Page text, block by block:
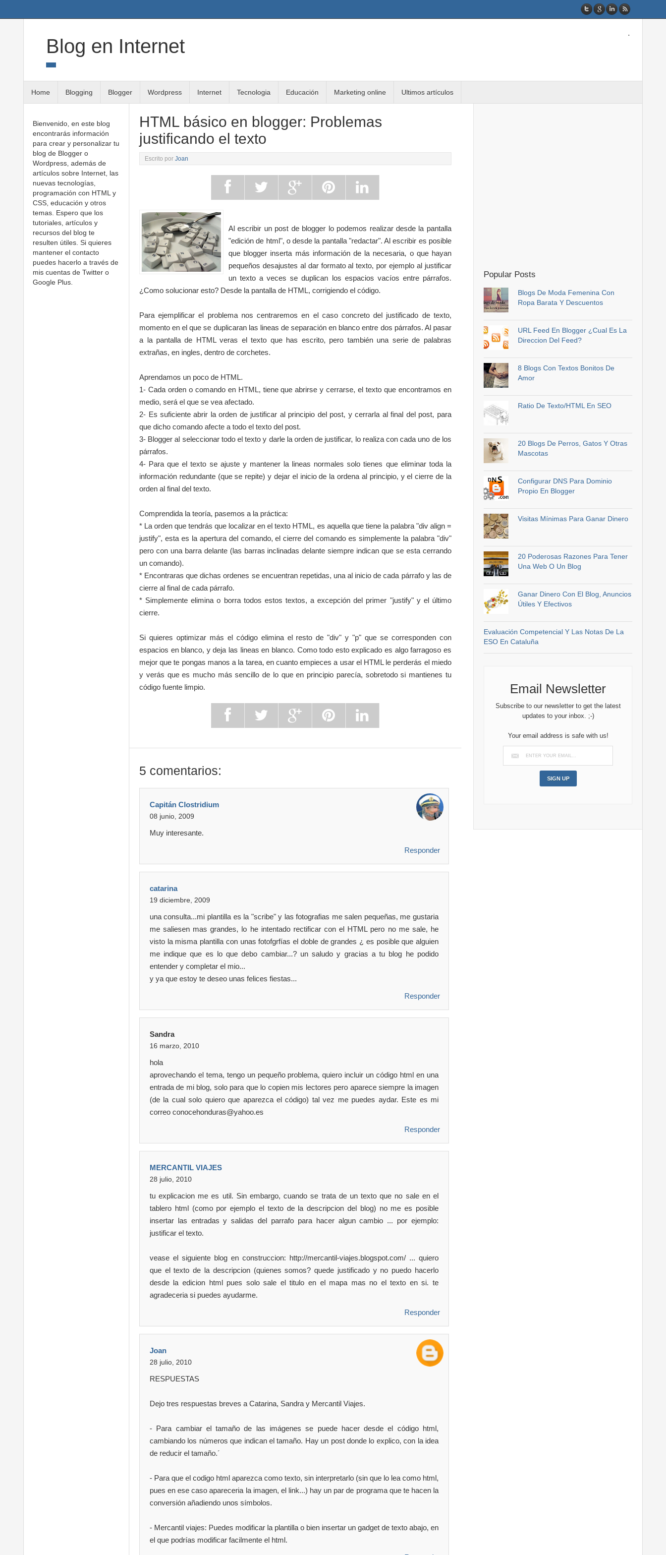
Blog en Internet
.
Home Blogging Blogger Wordpress Internet Tecnologia Educación Marketing online Ultimos artículos
HTML básico en blogger: Problemas
justificando el texto
Escrito porJoan
Al escribir un post de blogger lo podemos realizar desde la pantalla
"edición de html", o desde la pantalla "redactar". Al escribir es posible
que blogger inserta más información de la necesaria, o que hayan
pequeños desajustes al dar formato al texto, por ejemplo al justificar
un texto a veces se duplican los espacios vacíos entre párrafos.
¿Como solucionar esto? Desde la pantalla de HTML, corrigiendo el código.
Para ejemplificar el problema nos centraremos en el caso concreto del justificado de texto,
momento en el que se duplicaran las lineas de separación en blanco entre dos párrafos. Al pasar
a la pantalla de HTML veras el texto que has escrito, pero también una serie de palabras
extrañas, en ingles, dentro de corchetes.
Aprendamos un poco de HTML.
1- Cada orden o comando en HTML, tiene que abrirse y cerrarse, el texto que encontramos en
medio, será el que se vea afectado.
2- Es suficiente abrir la orden de justificar al principio del post, y cerrarla al final del post, para
que dicho comando afecte a todo el texto del post.
3- Blogger al seleccionar todo el texto y darle la orden de justificar, lo realiza con cada uno de los
párrafos.
4- Para que el texto se ajuste y mantener la lineas normales solo tienes que eliminar toda la
información redundante (que se repite) y dejar el inicio de la ordena al principio, y el cierre de la
orden al final del texto.
Comprendida la teoría, pasemos a la práctica:
* La orden que tendrás que localizar en el texto HTML, es aquella que tiene la palabra "div align =
justify", esta es la apertura del comando, el cierre del comando es simplemente la palabra "div"
pero con una barra delante (las barras inclinadas delante siempre indican que se esta cerrando
un comando).
* Encontraras que dichas ordenes se encuentran repetidas, una al inicio de cada párrafo y las de
cierre al final de cada párrafo.
* Simplemente elimina o borra todos estos textos, a excepción del primer "justify" y el último
cierre.
Si quieres optimizar más el código elimina el resto de "div" y "p" que se corresponden con
espacios en blanco, y deja las lineas en blanco. Como todo esto explicado es algo farragoso es
mejor que te pongas manos a la tarea, en cuanto empieces a usar el HTML le perderás el miedo
y verás que es mucho más sencillo de lo que en principio parecía, sobretodo si mantienes tu
código fuente limpio.
5 comentarios:
Capitán Clostridium
08 junio, 2009
Muy interesante.
Responder
catarina
19 diciembre, 2009
una consulta...mi plantilla es la "scribe" y las fotografias me salen pequeñas, me gustaria
me saliesen mas grandes, lo he intentado rectificar con el HTML pero no me sale, he
visto la misma plantilla con unas fotofgrfías el doble de grandes ¿ es posible que alguien
me indique que es lo que debo cambiar...? un saludo y gracias a tu blog he podido
entender y completar el mio...
y ya que estoy te deseo unas felices fiestas...
Responder
Sandra
16 marzo, 2010
hola
aprovechando el tema, tengo un pequeño problema, quiero incluir un código html en una
entrada de mi blog, solo para que lo copien mis lectores pero aparece siempre la imagen
(de la cual solo quiero que aparezca el código) tal vez me puedes aydar. Este es mi
correo conocehonduras@yahoo.es
Responder
MERCANTIL VIAJES
28 julio, 2010
tu explicacion me es util. Sin embargo, cuando se trata de un texto que no sale en el
tablero html (como por ejemplo el texto de la descripcion del blog) no me es posible
insertar las entradas y salidas del parrafo para hacer algun cambio ... por ejemplo:
justificar el texto.
vease el siguiente blog en construccion: http://mercantil-viajes.blogspot.com/ ... quiero
que el texto de la descripcion (quienes somos? quede justificado y no puedo hacerlo
desde la edicion html pues solo sale el titulo en el mapa mas no el texto en si. te
agradeceria si puedes ayudarme.
Responder
Joan
28 julio, 2010
RESPUESTAS
Dejo tres respuestas breves a Catarina, Sandra y Mercantil Viajes.
- Para cambiar el tamaño de las imágenes se puede hacer desde el código html,
cambiando los números que indican el tamaño. Hay un post donde lo explico, con la idea
de reducir el tamaño.´
- Para que el codigo html aparezca como texto, sin interpretarlo (sin que lo lea como html,
pues en ese caso apareceria la imagen, el link...) hay un par de programa que te hacen la
conversión añadiendo unos símbolos.
- Mercantil viajes: Puedes modificar la plantilla o bien insertar un gadget de texto abajo, en
el que podrías modificar facilmente el html.
Bienvenido, en este blog
encontrarás información
para crear y personalizar tu
blog de Blogger o
Wordpress, además de
artículos sobre Internet, las
nuevas tecnologías,
programación con HTML y
CSS, educación y otros
temas. Espero que los
tutoriales, artículos y
recursos del blog te
resulten útiles. Si quieres
mantener el contacto
puedes hacerlo a través de
mis cuentas de Twitter o
Google Plus.
Popular Posts
Blogs De Moda Femenina Con
Ropa Barata Y Descuentos
URL Feed En Blogger ¿Cual Es La
Direccion Del Feed?
8 Blogs Con Textos Bonitos De
Amor
Ratio De Texto/HTML En SEO
20 Blogs De Perros, Gatos Y Otras
Mascotas
Configurar DNS Para Dominio
Propio En Blogger
Visitas Mínimas Para Ganar Dinero
20 Poderosas Razones Para Tener
Una Web O Un Blog
Ganar Dinero Con El Blog, Anuncios
Útiles Y Efectivos
Evaluación Competencial Y Las Notas De La
ESO En Cataluña
Email Newsletter
Subscribe to our newsletter to get the latest
updates to your inbox. ;-)
Your email address is safe with us!